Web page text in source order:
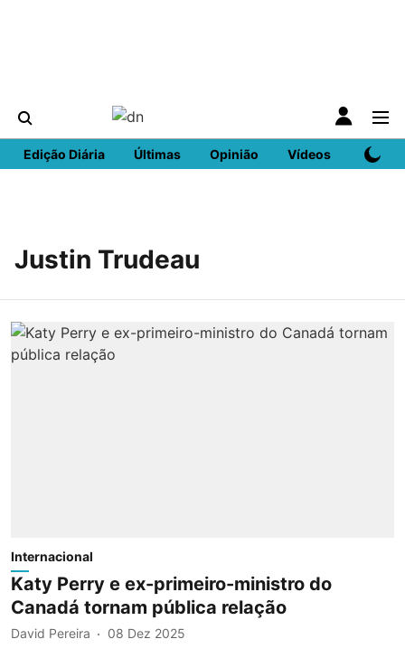
Edição Diária Últimas Opinião Vídeos DN
Justin Trudeau
Internacional
Katy Perry e ex-primeiro-ministro do
Canadá tornam pública relação
David Pereira 08 Dez 2025